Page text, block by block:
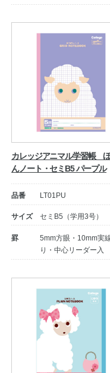
カレッジアニマル学習帳
んノート・セミB5 パープル
品番 LT01PU
サイズ セミB5（学用3号）
罫
5mm方眼・10mm実
り・中心リーダー入